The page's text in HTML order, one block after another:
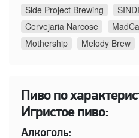
Side Project Brewing
Cervejaria Narcose
Mothership
Melody Brew
Пиво по
Игристое пиво:
Алкоголь: